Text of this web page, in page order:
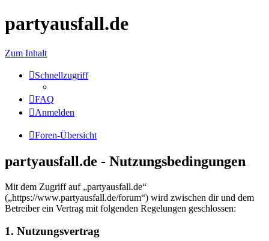
partyausfall.de
Zum Inhalt
Schnellzugriff
FAQ
Anmelden
Foren-Übersicht
partyausfall.de - Nutzungsbedingungen
Mit dem Zugriff auf „partyausfall.de“
(„https://www.partyausfall.de/forum“) wird zwischen dir und dem
Betreiber ein Vertrag mit folgenden Regelungen geschlossen:
1. Nutzungsvertrag